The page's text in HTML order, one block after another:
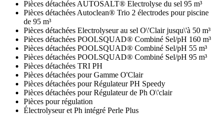
Pièces détachées AUTOSALT® Electrolyse du sel 95 m³
Pièces détachées Autoclean® Trio 2 électrodes pour piscine
de 95 m³
Pièces détachées Electrolyseur au sel O\'Clair jusqu\'à 50 m³
Pièces détachées POOLSQUAD® Combiné Sel/pH 160 m³
Pièces détachées POOLSQUAD® Combiné Sel/pH 55 m³
Pièces détachées POOLSQUAD® Combiné Sel/pH 95 m³
Pièces détachées TRI PH
Pièces détachées pour Gamme O'Clair
Pièces détachées pour Régulateur PH Speedy
Pièces détachées pour Régulateur de Ph O\'clair
Pièces pour régulation
Électrolyseur et Ph intégré Perle Plus